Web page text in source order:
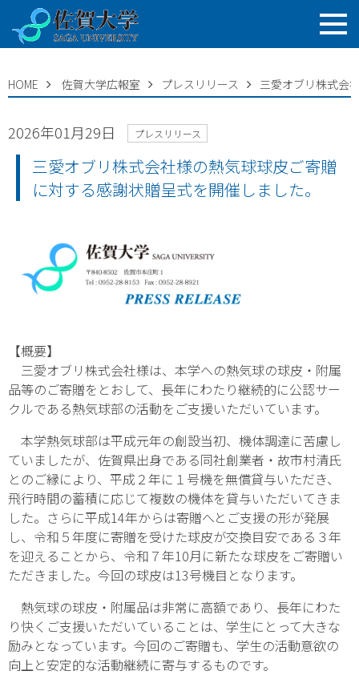
HOME 佐賀大学広報室 プレスリリース 三愛オブリ株式会
2026年01月29日 プレスリリース
三愛オブリ株式会社様の熱気球球皮ご寄贈
に対する感謝状贈呈式を開催しました。
【概要】
三愛オブリ株式会社様は、本学への熱気球の球皮・附属
品等のご寄贈をとおして、長年にわたり継続的に公認サー
クルである熱気球部の活動をご支援いただいています。
本学熱気球部は平成元年の創設当初、機体調達に苦慮し
ていましたが、佐賀県出身である同社創業者・故市村清氏
とのご縁により、平成２年に１号機を無償貸与いただき、
飛行時間の蓄積に応じて複数の機体を貸与いただいてきま
した。さらに平成14年からは寄贈へとご支援の形が発展
し、令和５年度に寄贈を受けた球皮が交換目安である３年
を迎えることから、令和７年10月に新たな球皮をご寄贈い
ただきました。今回の球皮は13号機目となります。
熱気球の球皮・附属品は非常に高額であり、長年にわた
り快くご支援いただいていることは、学生にとって大きな
励みとなっています。今回のご寄贈も、学生の活動意欲の
向上と安定的な活動継続に寄与するものです。